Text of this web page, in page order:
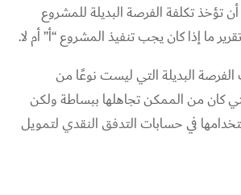
تؤخذ تكلفة الفرصة البديلة للمشروع
ما إذا كان يجب تنفيذ المشروع “أ” أم لا.
الفرصة البديلة التي ليست نوعًا من
كان من الممكن تجاهلها ببساطة ولكن
في حسابات التدفق النقدي لتمويل